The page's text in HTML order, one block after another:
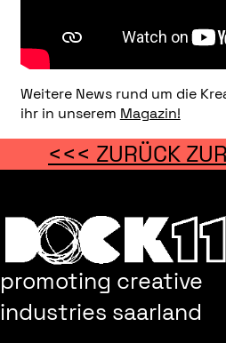
Weitere News rund um die
ihr in unserem Magazin!
<<< ZURÜCK
promoting creative
industries saarland